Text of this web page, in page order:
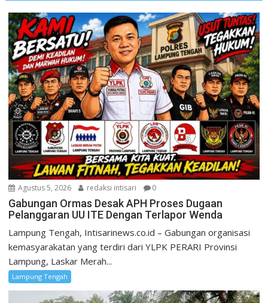
Agustus 5, 2026 redaksi intisari 0
Gabungan Ormas Desak APH Proses Dugaan
Pelanggaran UU ITE Dengan Terlapor Wenda
Lampung Tengah, Intisarinews.co.id – Gabungan organisasi
kemasyarakatan yang terdiri dari YLPK PERARI Provinsi
Lampung, Laskar Merah...
Lampung Tengah